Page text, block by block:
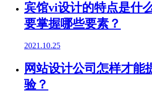
宾馆vi设计的特点是什
要掌握哪些要素？
2021.10.25
网站设计公司怎样才能
验？